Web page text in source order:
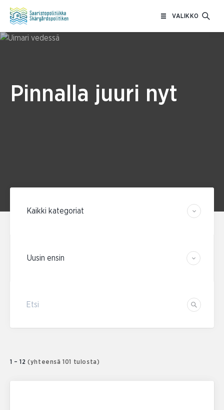
VALIKKO
Pinnalla juuri nyt
Etsi
1 – 12 (yhteensä 101 tulosta)